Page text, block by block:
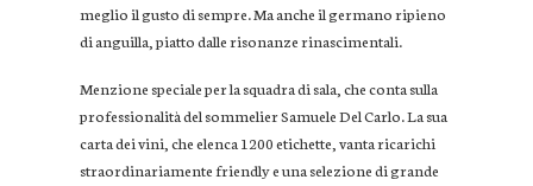
meglio il gusto di sempre. Ma anche il germano ripieno
di anguilla, piatto dalle risonanze rinascimentali.
Menzione speciale per la squadra di sala, che conta sulla
professionalità del sommelier Samuele Del Carlo. La sua
carta dei vini, che elenca 1200 etichette, vanta ricarichi
straordinariamente friendly e una selezione di grande